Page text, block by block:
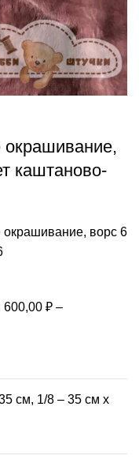
окрашивание,
каштаново-
окрашивание, ворс 6
600,00 ₽ –
см, 1/8 – 35 см х